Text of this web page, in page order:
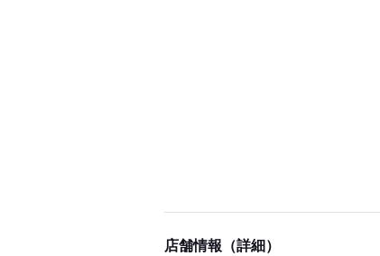
店舗情報（詳細）